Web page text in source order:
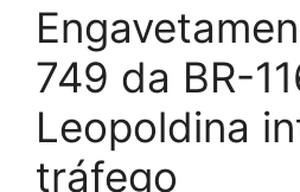
749 da BR-
Leopoldina
tráfego